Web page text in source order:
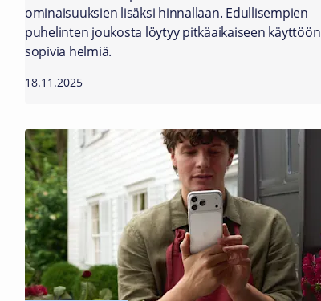
ominaisuuksien lisäksi hinnallaan. Edullisempien
puhelinten joukosta löytyy pitkäaikaiseen käyttöön
sopivia helmiä.
18.11.2025